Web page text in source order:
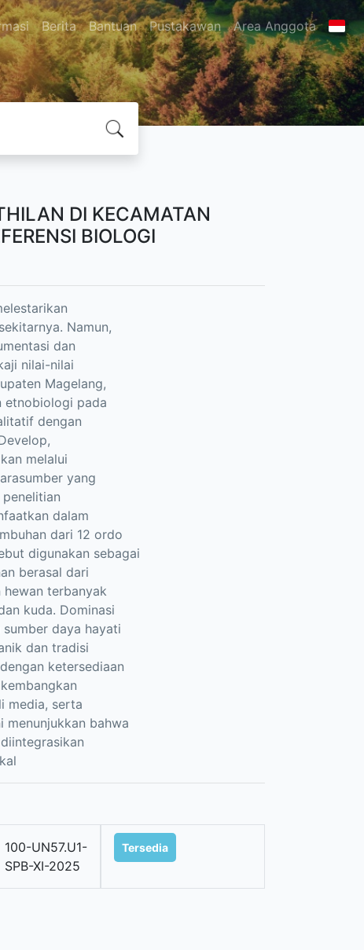
Berita Bantuan Pustakawan Area Anggota
DI KECAMATAN
BIOLOGI
Namun,
dan
nilai-nilai
Magelang,
etnobiologi pada
dengan
melalui
yang
dalam
dari 12 ordo
digunakan sebagai
berasal dari
terbanyak
kuda. Dominasi
daya hayati
dan tradisi
ketersediaan
media, serta
bahwa
100-UN57.U1-
SPB-XI-2025
Tersedia